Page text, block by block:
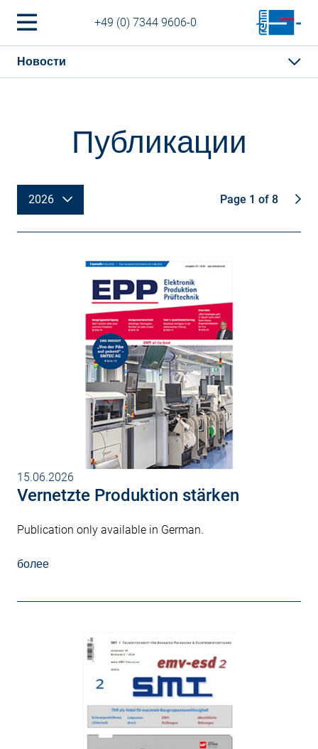
+49 (0) 7344 9606-0
Новости
Публикации
2026 Page 1 of 8
15.06.2026
Vernetzte Produktion stärken
Publication only available in German.
более